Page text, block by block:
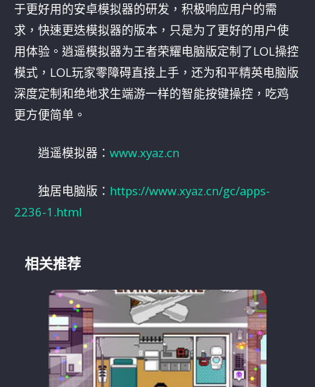
于更好用的安卓模拟器的研发，积极响应用户的需
求，快速更迭模拟器的版本，只是为了更好的用户使
用体验。逍遥模拟器为王者荣耀电脑版定制了LOL操控
模式，LOL玩家零障碍直接上手，还为和平精英电脑版
深度定制和绝地求生端游一样的智能按键操控，吃鸡
更方便简单。
逍遥模拟器： www.xyaz.cn
独居电脑版： https://www.xyaz.cn/gc/apps-
2236-1.html
相关推荐